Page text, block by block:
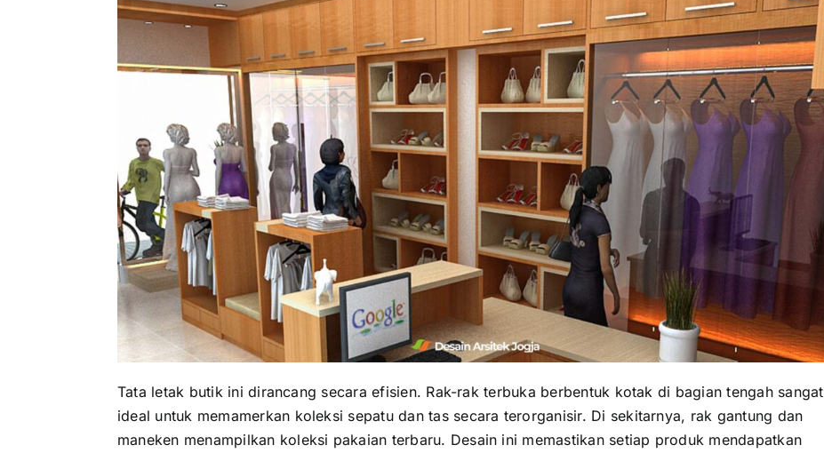
Tata letak butik ini dirancang secara efisien. Rak-rak terbuka berbentuk kotak di bagian tengah sangat
ideal untuk memamerkan koleksi sepatu dan tas secara terorganisir. Di sekitarnya, rak gantung dan
maneken menampilkan koleksi pakaian terbaru. Desain ini memastikan setiap produk mendapatkan